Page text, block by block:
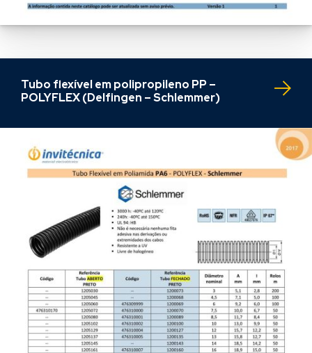
Tubo flexível em polipropileno PP –
POLYFLEX (Delfingen – Schlemmer)